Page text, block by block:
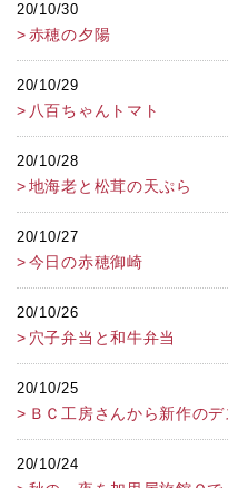
20/10/30
赤穂の夕陽
20/10/29
八百ちゃんトマト
20/10/28
地海老と松茸の天ぷら
20/10/27
今日の赤穂御崎
20/10/26
穴子弁当と和牛弁当
20/10/25
ＢＣ工房さんから新作の
20/10/24